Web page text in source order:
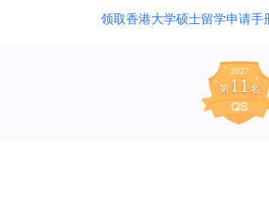
领取香港大学硕士留学申请手
2027
第 11 名